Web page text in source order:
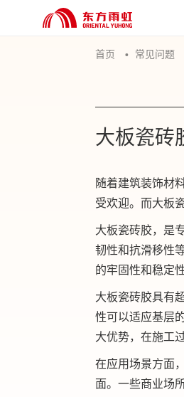
首页 常见问题
大板瓷砖
随着建筑装饰材
受欢迎。而大板
大板瓷砖胶，是
韧性和抗滑移性
的牢固性和稳定性
大板瓷砖胶具有
性可以适应基层
大优势，在施工
在应用场景方面
面。一些商业场